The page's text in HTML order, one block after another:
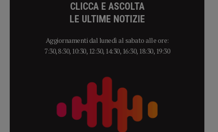
CLICCA E ASCOLTA
LE ULTIME NOTIZIE
Aggiornamenti dal lunedì al sabato alle ore:
7:30, 8:30, 10:30, 12:30, 14:30, 16:30, 18:30, 19:30